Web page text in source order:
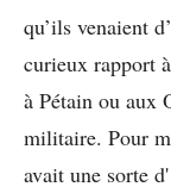
qu’ils venaient
curieux rapport
à Pétain ou aux
militaire. Pour
avait une sorte